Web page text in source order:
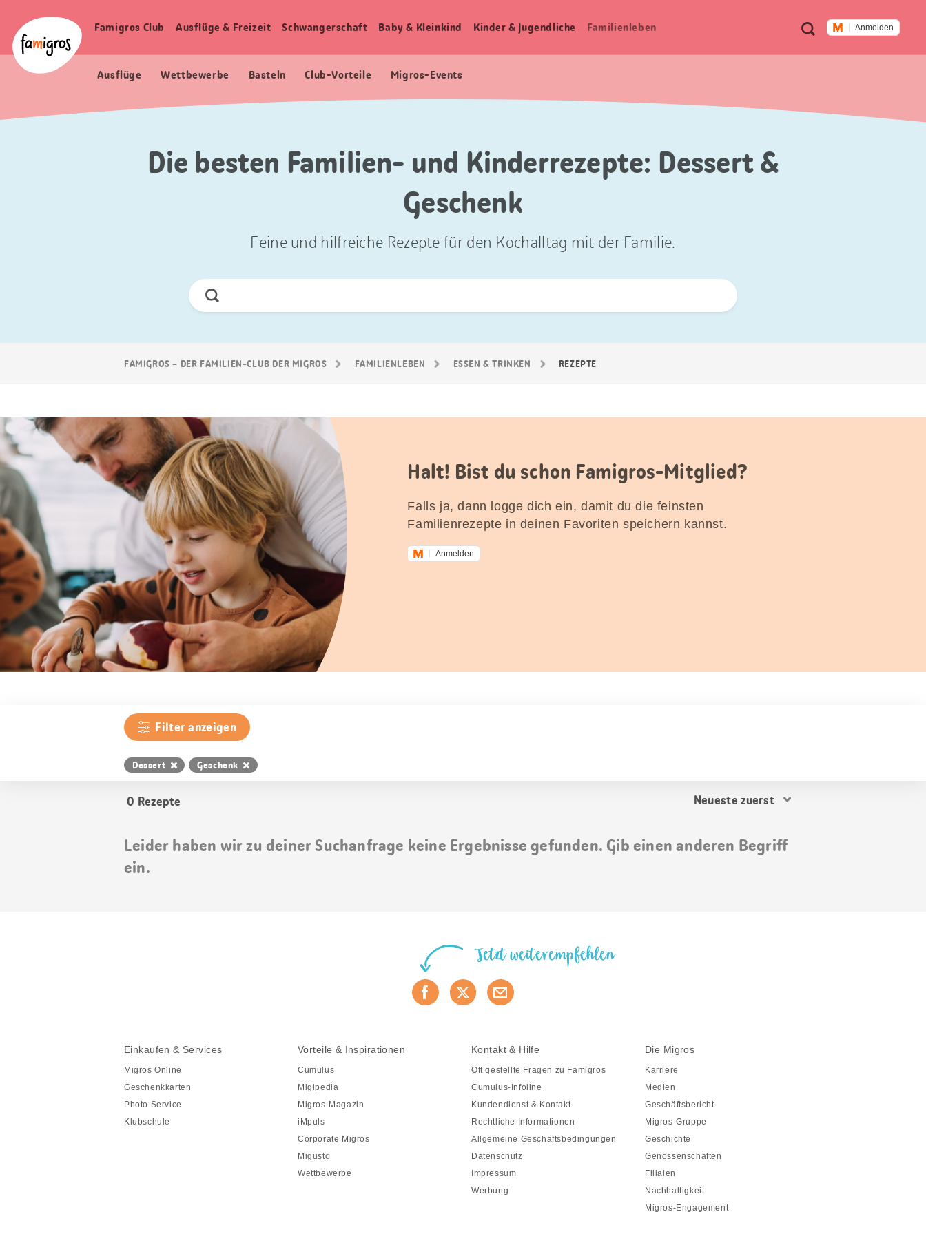
Navigation
Logo
Meta
Navigation
Suche Anmelden
Haupt
Famigros Club Ausflüge & Freizeit Schwangerschaft Baby & Kleinkind Kinder & Jugendliche Familien­leben
Ausflüge Wettbewerbe Basteln Club-Vorteile Migros-Events
Die besten Familien- und Kinderrezepte: Dessert &
Geschenk
Feine und hilfreiche Rezepte für den Kochalltag mit der Familie.
Jetzt
FAMIGROS – DER FAMILIEN-CLUB DER MIGROS FAMILIEN­LEBEN ESSEN & TRINKEN REZEPTE
Halt! Bist du schon Famigros-Mitglied?
Falls ja, dann logge dich ein, damit du die feinsten
Familienrezepte in deinen Favoriten speichern kannst.
Anmelden
Filter anzeigen
Dessert Geschenk
0 Rezepte
Resultat
Leider haben wir zu deiner Suchanfrage keine Ergebnisse gefunden. Gib einen anderen Begriff
ein.
Jetzt weiterempfehlen
Einkaufen & Services
Migros Online
Geschenkkarten
Photo Service
Klubschule
Vorteile & Inspirationen
Cumulus
Migipedia
Migros-Magazin
iMpuls
Corporate Migros
Migusto
Wettbewerbe
Kontakt & Hilfe
Oft gestellte Fragen zu Famigros
Cumulus-Infoline
Kundendienst & Kontakt
Rechtliche Informationen
Allgemeine Geschäftsbedingungen
Datenschutz
Impressum
Werbung
Die Migros
Karriere
Medien
Geschäftsbericht
Migros-Gruppe
Geschichte
Genossenschaften
Filialen
Nachhaltigkeit
Migros-Engagement